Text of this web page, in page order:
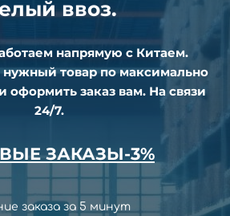
ввоз.
напрямую с Китаем.
товар по максимально
оформить заказ вам. На связи
24/7.
ЗАКАЗЫ-3%
заказа за 5 минут